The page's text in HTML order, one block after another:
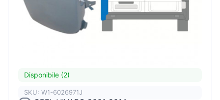
Disponibile (2)
SKU: W1-6026971J